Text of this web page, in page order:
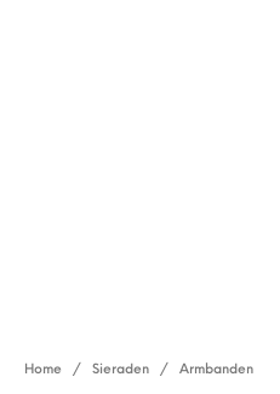
Home / Sieraden / Armbanden